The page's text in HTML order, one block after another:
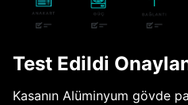
Test Edildi
Kasanın Alüminyum gövde